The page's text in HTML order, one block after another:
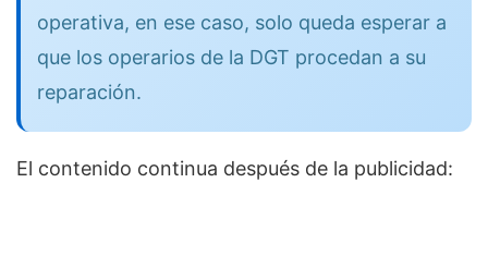
operativa, en ese caso, solo queda esperar a
que los operarios de la DGT procedan a su
reparación.
El contenido continua después de la publicidad: